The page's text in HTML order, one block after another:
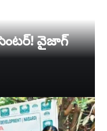
వైజాగ్